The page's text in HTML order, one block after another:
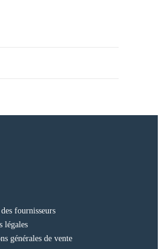
fournisseurs
légales
générales de vente